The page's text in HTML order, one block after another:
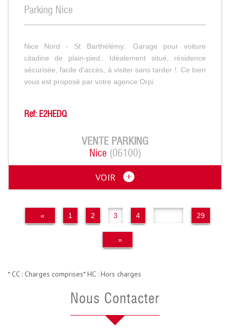
Parking Nice
Nice Nord - St Barthélémy.. Garage pour voiture
citadine de plain-pied.. Idéalement situé, résidence
sécurisée, facile d'accès, à visiter sans tarder !. Ce bien
vous est proposé par votre agence Orpi
Ref: E2HEDQ
VENTE PARKING
Nice (06100)
VOIR
« 1 2 3 4 29
»
* CC : Charges comprises* HC : Hors charges
Nous Contacter